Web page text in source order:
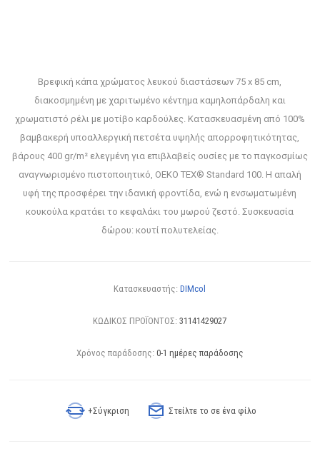
Βρεφική κάπα χρώματος λευκού διαστάσεων 75 x 85 cm,
διακοσμημένη με χαριτωμένο κέντημα καμηλοπάρδαλη και
χρωματιστό ρέλι με μοτίβο καρδούλες. Κατασκευασμένη από 100%
βαμβακερή υποαλλεργική πετσέτα υψηλής απορροφητικότητας,
βάρους 400 gr/m² ελεγμένη για επιβλαβείς ουσίες με το παγκοσμίως
αναγνωρισμένο πιστοποιητικό, OEKO TEX® Standard 100. Η απαλή
υφή της προσφέρει την ιδανική φροντίδα, ενώ η ενσωματωμένη
κουκούλα κρατάει το κεφαλάκι του μωρού ζεστό. Συσκευασία
δώρου: κουτί πολυτελείας.
Κατασκευαστής: DIMcol
ΚΩΔΙΚΟΣ ΠΡΟΪΟΝΤΟΣ: 31141429027
Χρόνος παράδοσης: 0-1 ημέρες παράδοσης
+Σύγκριση Στείλτε το σε ένα φίλο